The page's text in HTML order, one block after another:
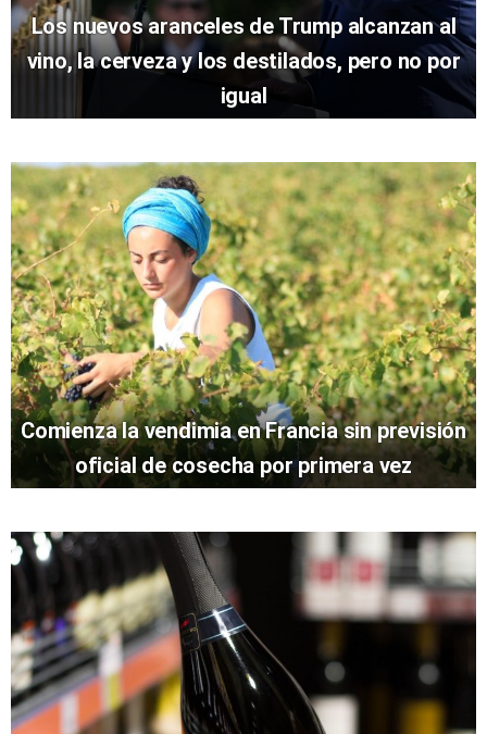
Los nuevos aranceles de Trump alcanzan al
vino, la cerveza y los destilados, pero no por
igual
Comienza la vendimia en Francia sin previsión
oficial de cosecha por primera vez